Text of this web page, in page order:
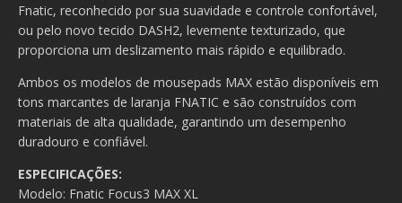
Fnatic, reconhecido por sua suavidade e controle confortável,
ou pelo novo tecido DASH2, levemente texturizado, que
proporciona um deslizamento mais rápido e equilibrado.
Ambos os modelos de mousepads MAX estão disponíveis em
tons marcantes de laranja FNATIC e são construídos com
materiais de alta qualidade, garantindo um desempenho
duradouro e confiável.
ESPECIFICAÇÕES:
Modelo: Fnatic Focus3 MAX XL